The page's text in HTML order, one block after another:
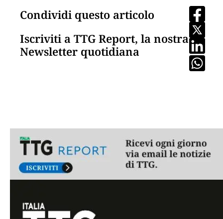
Condividi questo articolo
Iscriviti a TTG Report, la nostra
Newsletter quotidiana